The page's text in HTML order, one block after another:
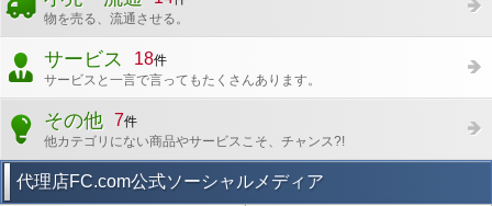
物を売る、流通させる。
サービス 18件
サービスと一言で言ってもたくさんあります。
その他 7件
他カテゴリにない商品やサービスこそ、チャンス?!
代理店FC.com公式ソーシャルメディア